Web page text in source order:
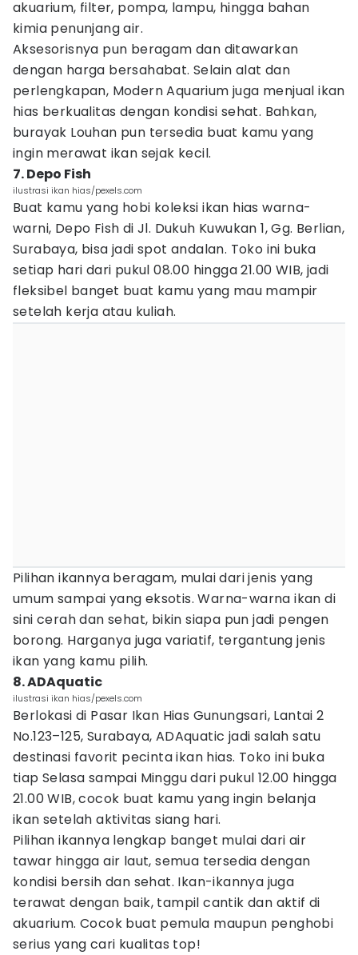
akuarium, filter, pompa, lampu, hingga bahan
kimia penunjang air.
Aksesorisnya pun beragam dan ditawarkan
dengan harga bersahabat. Selain alat dan
perlengkapan, Modern Aquarium juga menjual ikan
hias berkualitas dengan kondisi sehat. Bahkan,
burayak Louhan pun tersedia buat kamu yang
ingin merawat ikan sejak kecil.
7. Depo Fish
ilustrasi ikan hias/pexels.com
Buat kamu yang hobi koleksi ikan hias warna-
warni, Depo Fish di Jl. Dukuh Kuwukan 1, Gg. Berlian,
Surabaya, bisa jadi spot andalan. Toko ini buka
setiap hari dari pukul 08.00 hingga 21.00 WIB, jadi
fleksibel banget buat kamu yang mau mampir
setelah kerja atau kuliah.
Pilihan ikannya beragam, mulai dari jenis yang
umum sampai yang eksotis. Warna-warna ikan di
sini cerah dan sehat, bikin siapa pun jadi pengen
borong. Harganya juga variatif, tergantung jenis
ikan yang kamu pilih.
8. ADAquatic
ilustrasi ikan hias/pexels.com
Berlokasi di Pasar Ikan Hias Gunungsari, Lantai 2
No.123–125, Surabaya, ADAquatic jadi salah satu
destinasi favorit pecinta ikan hias. Toko ini buka
tiap Selasa sampai Minggu dari pukul 12.00 hingga
21.00 WIB, cocok buat kamu yang ingin belanja
ikan setelah aktivitas siang hari.
Pilihan ikannya lengkap banget mulai dari air
tawar hingga air laut, semua tersedia dengan
kondisi bersih dan sehat. Ikan-ikannya juga
terawat dengan baik, tampil cantik dan aktif di
akuarium. Cocok buat pemula maupun penghobi
serius yang cari kualitas top!